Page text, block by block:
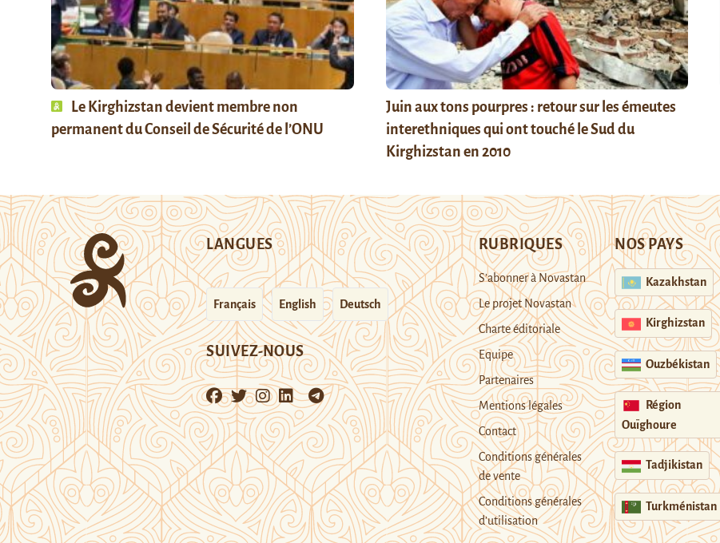
Le Kirghizstan devient membre non
permanent du Conseil de Sécurité de l’ONU
Juin aux tons pourpres : retour sur les émeutes
interethniques qui ont touché le Sud du
Kirghizstan en 2010
LANGUES
Français English Deutsch
SUIVEZ-NOUS
RUBRIQUES
S’abonner à Novastan
Le projet Novastan
Charte éditoriale
Equipe
Partenaires
Mentions légales
Contact
Conditions générales
de vente
Conditions générales
d’utilisation
NOS PAYS
Kazakhstan
Kirghizstan
Ouzbékistan
Région
Ouïghoure
Tadjikistan
Turkménistan